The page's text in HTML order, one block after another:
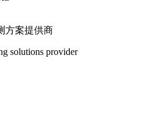
方案提供商
solutions provider